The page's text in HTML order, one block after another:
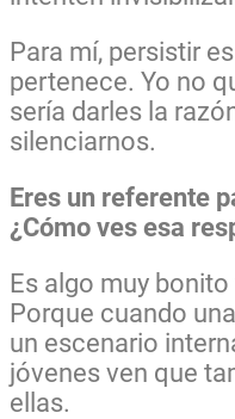
Para mí, persistir
pertenece. Yo no
sería darles la
silenciarnos.
Eres un referente
¿Cómo ves esa
Es algo muy
Porque cuando
un escenario
jóvenes ven que
ellas.